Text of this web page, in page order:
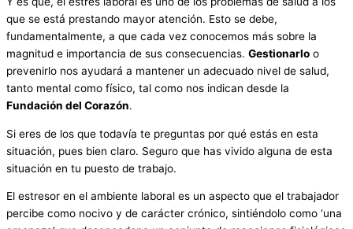
que se está prestando mayor atención. Esto se debe,
fundamentalmente, a que cada vez conocemos más sobre la
magnitud e importancia de sus consecuencias. Gestionarlo o
prevenirlo nos ayudará a mantener un adecuado nivel de salud,
tanto mental como físico, tal como nos indican desde la
Fundación del Corazón.
Si eres de los que todavía te preguntas por qué estás en esta
situación, pues bien claro. Seguro que has vivido alguna de esta
situación en tu puesto de trabajo.
El estresor en el ambiente laboral es un aspecto que el trabajador
percibe como nocivo y de carácter crónico, sintiéndolo como ‘una